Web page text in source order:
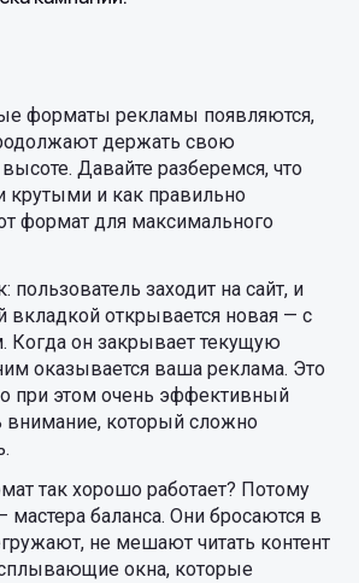
форматы рекламы появляются,
держать свою
Давайте разберемся, что
крутыми и как правильно
формат для максимального
пользователь заходит на сайт, и
вкладкой открывается новая — с
он закрывает текущую
оказывается ваша реклама. Это
при этом очень эффективный
внимание, который сложно
так хорошо работает? Потому
мастера баланса. Они бросаются в
не мешают читать контент
окна, которые